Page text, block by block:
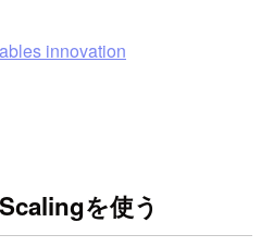
innovation
を使う